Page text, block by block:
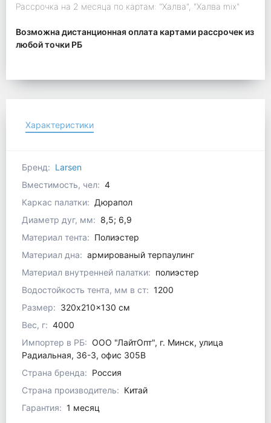
Рассрочка на 2 месяца по картам: "Халва", "Халва mix"
Возможна дистанционная оплата картами рассрочек из
любой точки РБ
Характеристики
Бренд: Larsen
Вместимость, чел: 4
Каркас палатки: Дюрапол
Диаметр дуг, мм: 8,5; 6,9
Материал тента: Полиэстер
Материал дна: армированый терпаулинг
Материал внутренней палатки: полиэстер
Водостойкость тента, мм в ст: 1200
Размер: 320x210x130 см
Вес, г: 4000
Импортер в РБ: ООО "ЛайтОпт", г. Минск, улица
Радиальная, 36-3, офис 305В
Страна бренда: Россия
Страна производитель: Китай
Гарантия: 1 месяц